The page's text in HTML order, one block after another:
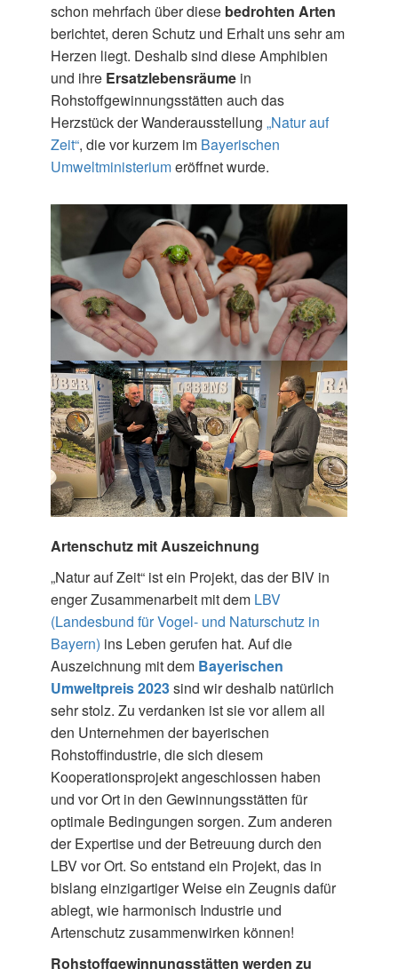
schon mehrfach über diese bedrohten Arten
berichtet, deren Schutz und Erhalt uns sehr am
Herzen liegt. Deshalb sind diese Amphibien
und ihre Ersatzlebensräumein
Rohstoffgewinnungsstätten auch das
Herzstück der Wanderausstellung „Natur auf
Zeit“, die vor kurzem im Bayerischen
Umweltministeriumeröffnet wurde.
Artenschutz mit Auszeichnung
„Natur auf Zeit“ ist ein Projekt, das der BIV in
enger Zusammenarbeit mit dem LBV
(Landesbund für Vogel- und Naturschutz in
Bayern) ins Leben gerufen hat. Auf die
Auszeichnung mit dem Bayerischen
Umweltpreis 2023sind wir deshalb natürlich
sehr stolz. Zu verdanken ist sie vor allem all
den Unternehmen der bayerischen
Rohstoffindustrie, die sich diesem
Kooperationsprojekt angeschlossen haben
und vor Ort in den Gewinnungsstätten für
optimale Bedingungen sorgen. Zum anderen
der Expertise und der Betreuung durch den
LBV vor Ort. So entstand ein Projekt, das in
bislang einzigartiger Weise ein Zeugnis dafür
ablegt, wie harmonisch Industrie und
Artenschutz zusammenwirken können!
Rohstoffgewinnungsstätten werden zu